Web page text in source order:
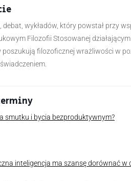
wykładów, który powstał przy
Filozofii Stosowanej
filozoficznej wrażliwości w
erminy
smutku i bycia bezproduktywnym?
inteligencja ma szansę dorównać